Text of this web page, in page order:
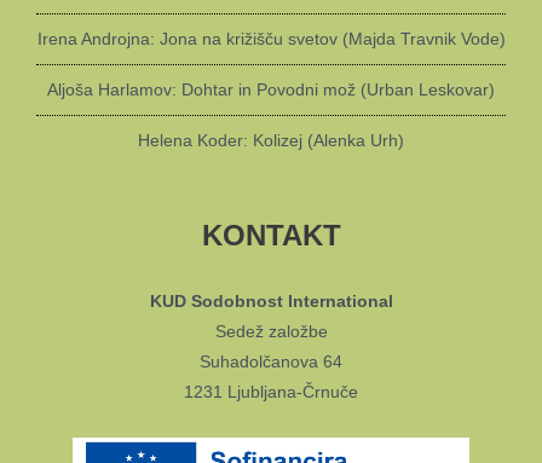
Irena Androjna: Jona na križišču svetov (Majda Travnik Vode)
Aljoša Harlamov: Dohtar in Povodni mož (Urban Leskovar)
Helena Koder: Kolizej (Alenka Urh)
KONTAKT
KUD Sodobnost International
Sedež založbe
Suhadolčanova 64
1231 Ljubljana-Črnuče